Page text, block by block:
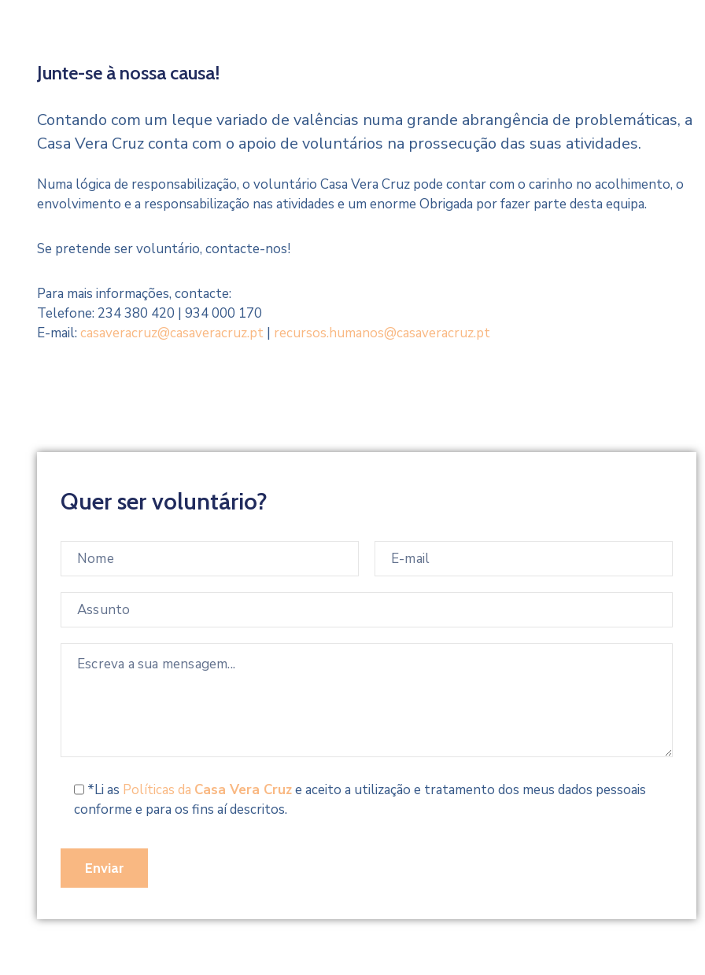
Junte-se à nossa causa!
Contando com um leque variado de valências numa grande abrangência de problemáticas, a
Casa Vera Cruz conta com o apoio de voluntários na prossecução das suas atividades.
Numa lógica de responsabilização, o voluntário Casa Vera Cruz pode contar com o carinho no acolhimento, o
envolvimento e a responsabilização nas atividades e um enorme Obrigada por fazer parte desta equipa.
Se pretende ser voluntário, contacte-nos!
Para mais informações, contacte:
Telefone: 234 380 420 | 934 000 170
E-mail: casaveracruz@casaveracruz.pt | recursos.humanos@casaveracruz.pt
Quer ser voluntário?
*Li as Políticas da Casa Vera Cruze aceito a utilização e tratamento dos meus dados pessoais
conforme e para os fins aí descritos.